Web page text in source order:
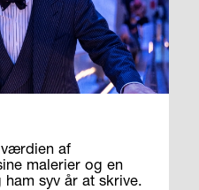
af
malerier og en
syv år at skrive.